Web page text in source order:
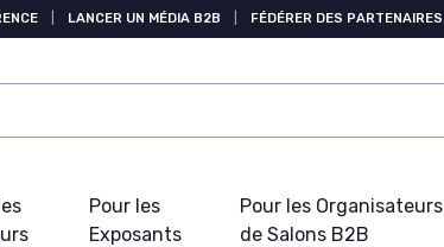
LANCER UN MÉDIA B2B FÉDÉRER DES PARTENAIRES
Pour les
Exposants
Pour les Organisateurs
de Salons B2B